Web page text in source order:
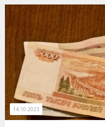
14.10.2023